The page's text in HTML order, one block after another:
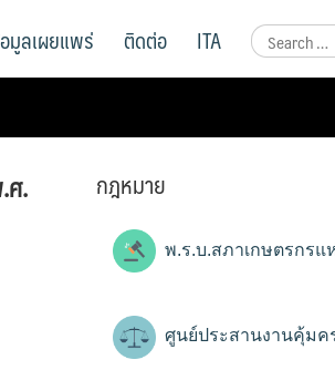
Search
for:
มูลเผยแพร่ ติดต่อ ITA
ศ. กฎหมาย
พ.ร.บ.สภาเกษตรกรแ
ศูนย์ประสานงานคุ้มค